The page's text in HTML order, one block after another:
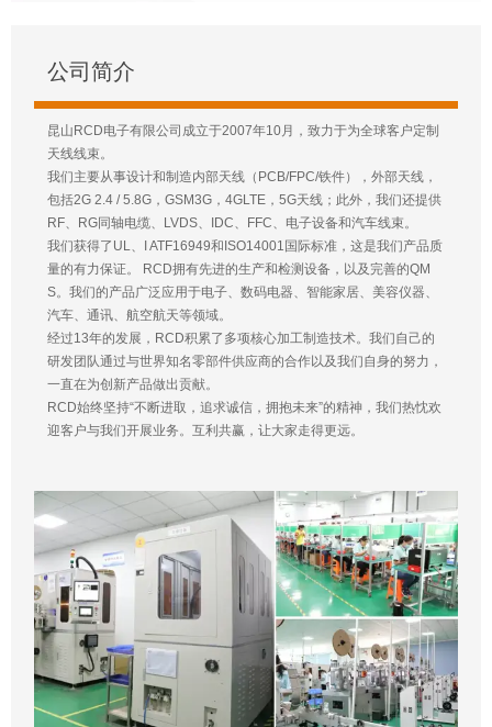
公司简介
昆山RCD电子有限公司成立于2007年10月，致力于为全球客户定制
天线线束。
我们主要从事设计和制造内部天线（PCB/FPC/铁件），外部天线，
包括2G 2.4 / 5.8G，GSM3G，4GLTE，5G天线；此外，我们还提供
RF、RG同轴电缆、LVDS、IDC、FFC、电子设备和汽车线束。
我们获得了UL、I ATF16949和ISO14001国际标准，这是我们产品质
量的有力保证。 RCD拥有先进的生产和检测设备，以及完善的QM
S。我们的产品广泛应用于电子、数码电器、智能家居、美容仪器、
汽车、通讯、航空航天等领域。
经过13年的发展，RCD积累了多项核心加工制造技术。我们自己的
研发团队通过与世界知名零部件供应商的合作以及我们自身的努力，
一直在为创新产品做出贡献。
RCD始终坚持“不断进取，追求诚信，拥抱未来”的精神，我们热忱欢
迎客户与我们开展业务。互利共赢，让大家走得更远。